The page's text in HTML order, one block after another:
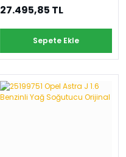
27.495,85 TL
Sepete Ekle